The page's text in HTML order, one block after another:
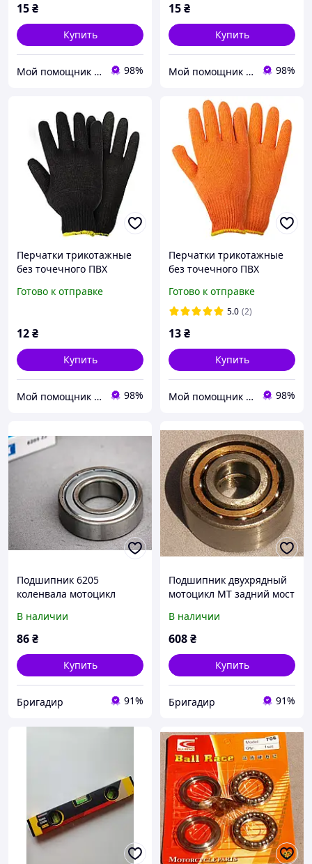
15₴
Купить
Мой помощник - интернет магазин 98%
15₴
Купить
Мой помощник - интернет магазин 98%
Перчатки трикотажные
без точечного ПВХ
(черные) КРАТНО 12
Готово к отправке
12₴
Купить
Мой помощник - интернет магазин 98%
Перчатки трикотажные
без точечного ПВХ
(оранжевые) КРАТНО 12
парам GRAD (9441845)
Готово к отправке
5.0 (2)
13₴
Купить
Мой помощник - интернет магазин 98%
Подшипник 6205
коленвала мотоцикл
В наличии
86₴
Купить
Бригадир 91%
Подшипник двухрядный
мотоцикл МТ задний мост
В наличии
608₴
Купить
Бригадир 91%